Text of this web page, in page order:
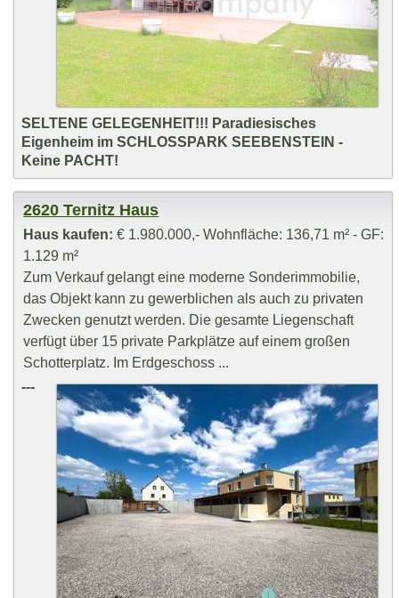
SELTENE GELEGENHEIT!!! Paradiesisches
Eigenheim im SCHLOSSPARK SEEBENSTEIN -
Keine PACHT!
2620 Ternitz Haus
Haus kaufen: € 1.980.000,- Wohnfläche: 136,71 m² - GF:
1.129 m²
Zum Verkauf gelangt eine moderne Sonderimmobilie,
das Objekt kann zu gewerblichen als auch zu privaten
Zwecken genutzt werden. Die gesamte Liegenschaft
verfügt über 15 private Parkplätze auf einem großen
Schotterplatz. Im Erdgeschoss ...
---